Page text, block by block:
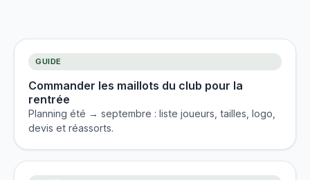
GUIDE
Commander les maillots du club pour la
rentrée
Planning été → septembre : liste joueurs, tailles, logo,
devis et réassorts.